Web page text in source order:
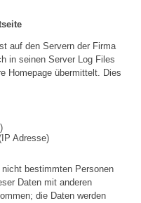
auf den Servern der Firma
in seinen Server Log Files
Homepage übermittelt. Dies
Adresse)
bestimmten Personen
Daten mit anderen
die Daten werden